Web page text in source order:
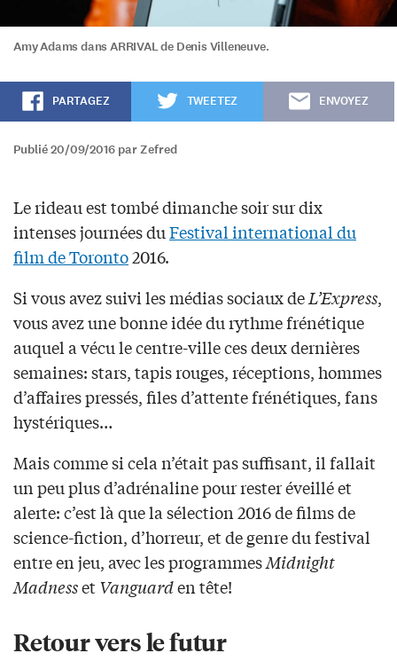
Amy Adams dans ARRIVAL de Denis Villeneuve.
PARTAGEZ TWEETEZ ENVOYEZ
Publié 20/09/2016 par Zefred
Le rideau est tombé dimanche soir sur dix
intenses journées duFestival international du
film de Toronto2016.
Si vous avez suivi les médias sociaux deL’Express,
vous avez une bonne idée du rythme frénétique
auquel a vécu le centre-ville ces deux dernières
semaines: stars, tapis rouges, réceptions, hommes
d’affaires pressés, files d’attente frénétiques, fans
hystériques…
Mais comme si cela n’était pas suffisant, il fallait
un peu plus d’adrénaline pour rester éveillé et
alerte: c’est là que la sélection 2016 de films de
science-fiction, d’horreur, et de genre du festival
entre en jeu, avec les programmesMidnight
MadnessetVanguarden tête!
Retour vers le futur